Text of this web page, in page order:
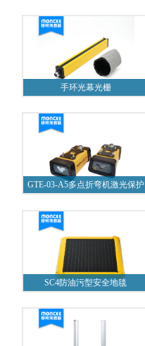
手环光幕光栅
GTE-03-A5多点折弯机激光保护
SC4防油污型安全地毯